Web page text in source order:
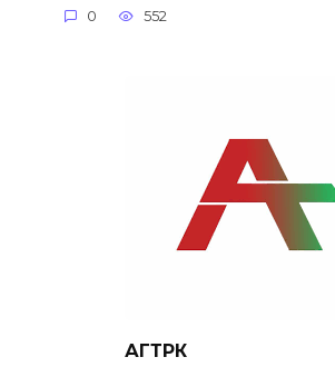
0 552
АГТРК